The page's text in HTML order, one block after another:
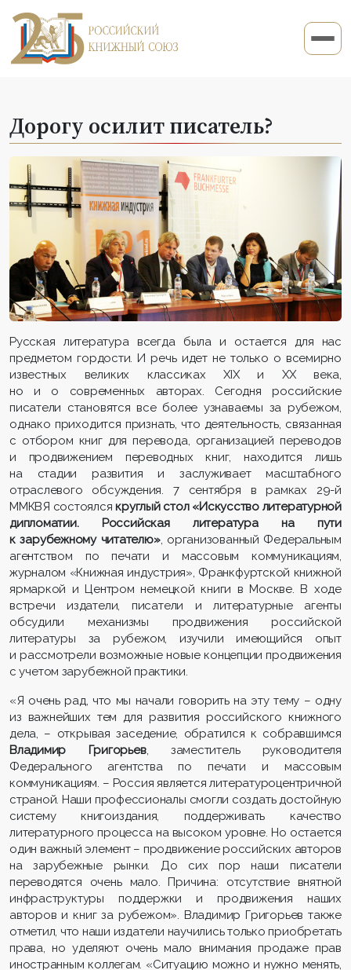
Дорогу осилит писатель?
Русская литература всегда была и остается для нас
предметом гордости. И речь идет не только о всемирно
известных великих классиках XIX и XX века,
но и о современных авторах. Сегодня российские
писатели становятся все более узнаваемы за рубежом,
однако приходится признать, что деятельность, связанная
с отбором книг для перевода, организацией переводов
и продвижением переводных книг, находится лишь
на стадии развития и заслуживает масштабного
отраслевого обсуждения. 7 сентября в рамках 29-й
ММКВЯ состоялсякруглый стол «Искусство литературной
дипломатии. Российская литература на пути
к зарубежному читателю», организованный Федеральным
агентством по печати и массовым коммуникациям,
журналом «Книжная индустрия», Франкфуртской книжной
ярмаркой и Центром немецкой книги в Москве. В ходе
встречи издатели, писатели и литературные агенты
обсудили механизмы продвижения российской
литературы за рубежом, изучили имеющийся опыт
и рассмотрели возможные новые концепции продвижения
с учетом зарубежной практики.
«Я очень рад, что мы начали говорить на эту тему – одну
из важнейших тем для развития российского книжного
дела, – открывая заседение, обратился к собравшимся
Владимир Григорьев, заместитель руководителя
Федерального агентства по печати и массовым
коммуникациям. – Россия является литературоцентричной
страной. Наши профессионалы смогли создать достойную
систему книгоиздания, поддерживать качество
литературного процесса на высоком уровне. Но остается
один важный элемент – продвижение российских авторов
на зарубежные рынки. До сих пор наши писатели
переводятся очень мало. Причина: отсутствие внятной
инфраструктуры поддержки и продвижения наших
авторов и книг за рубежом». Владимир Григорьев также
отметил, что наши издатели научились только приобретать
права, но уделяют очень мало внимания продаже прав
иностранным коллегам. «Ситуацию можно и нужно менять,